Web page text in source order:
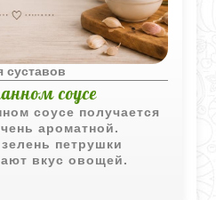
суставов
соусе
соусе получается
ароматной.
петрушки
вкус овощей.